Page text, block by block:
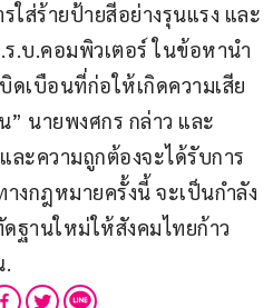
ใส่ร้ายป้ายสีอย่างรุนแรง และ
.บ.คอมพิวเตอร์ ในข้อหานำ
เบือนที่ก่อให้เกิดความเสีย
นายพงศกร กล่าว และ
ละความถูกต้องจะได้รับการ
งกฎหมายครั้งนี้ จะเป็นกำลัง
ฐานใหม่ให้สังคมไทยก้าว
.